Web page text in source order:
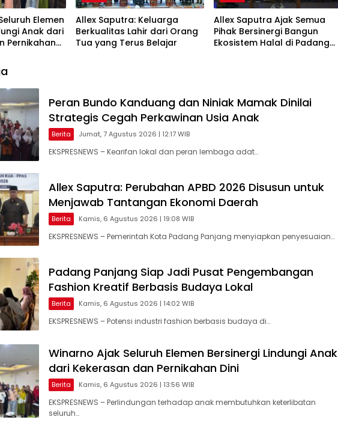
Elemen
Anak dari
Pernikahan
Allex Saputra: Keluarga
Berkualitas Lahir dari Orang
Tua yang Terus Belajar
Allex Saputra Ajak Semua
Pihak Bersinergi Bangun
Ekosistem Halal di Padang
Peran Bundo Kanduang dan Niniak Mamak Dinilai
Strategis Cegah Perkawinan Usia Anak
Berita Jumat, 7 Agustus 2026 | 12:17 WIB
EKSPRESNEWS – Kearifan lokal dan peran lembaga adat…
Allex Saputra: Perubahan APBD 2026 Disusun untuk
Menjawab Tantangan Ekonomi Daerah
Berita Kamis, 6 Agustus 2026 | 19:08 WIB
EKSPRESNEWS – Pemerintah Kota Padang Panjang menyiapkan penyesuaian…
Padang Panjang Siap Jadi Pusat Pengembangan
Fashion Kreatif Berbasis Budaya Lokal
Berita Kamis, 6 Agustus 2026 | 14:02 WIB
EKSPRESNEWS – Potensi industri fashion berbasis budaya di…
Winarno Ajak Seluruh Elemen Bersinergi Lindungi Anak
dari Kekerasan dan Pernikahan Dini
Berita Kamis, 6 Agustus 2026 | 13:56 WIB
EKSPRESNEWS – Perlindungan terhadap anak membutuhkan keterlibatan
seluruh…